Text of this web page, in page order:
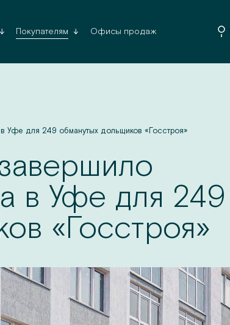
Покупателям Офисы продаж
Уфе для 249 обманутых дольщиков «Госстроя»
в Уфе для 249
«Госстроя»